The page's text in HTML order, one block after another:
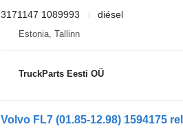
3171147 1089993
diésel
Estonia, Tallinn
TruckParts Eesti OÜ